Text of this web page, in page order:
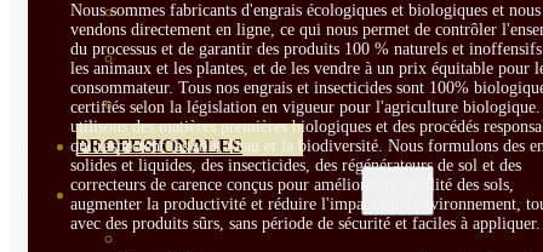
TIRAS DE SEMILLAS
BOMBAS DE SEMILLAS
BANDEJAS Y SEMILLEROS
PROFESIONALES
ABONOS POR CULTIVO
VER TODOS
Nous sommes fabricants d'engrais écologiques et biologiques et nous
vendons directement en ligne, ce qui nous permet de contrôler
du processus et de garantir des produits 100 % naturels et
les animaux et les plantes, et de les vendre à un prix équitable pour
consommateur. Tous nos engrais et insecticides sont 100%
certifiés selon la législation en vigueur pour l'agriculture biologique.
utilisons des matières premières biologiques et des procédés
qui respectent les sols, l'eau et la biodiversité. Nous formulons des
solides et liquides, des insecticides, des régénérateurs de sol et des
correcteurs de carence conçus pour améliorer la fertilité des sols,
augmenter la productivité et réduire l'impact sur l'environnement,
avec des produits sûrs, sans période de sécurité et faciles à appliquer.